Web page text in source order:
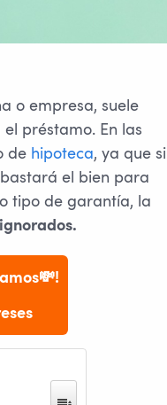
o empresa, suele
préstamo. En las
de hipoteca, ya que si
el bien para
tipo de garantía, la